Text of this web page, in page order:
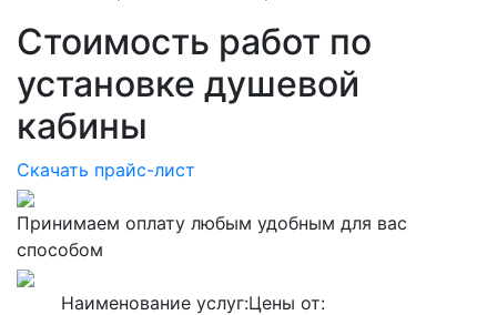
Стоимость работ по
установке душевой
кабины
Скачать прайс-лист
Принимаем оплату любым удобным для вас
способом
Наименование услуг:Цены от: